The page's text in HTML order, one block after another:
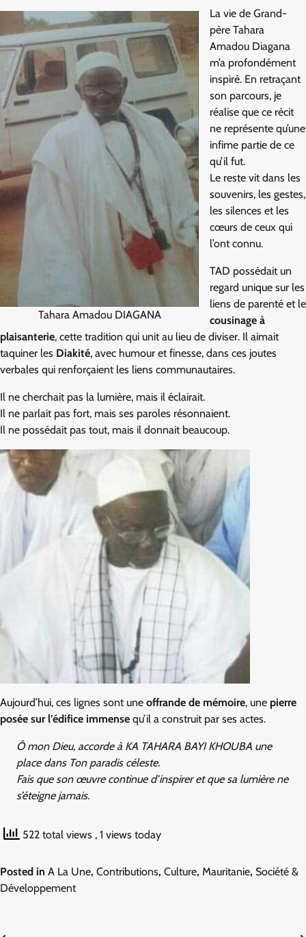
Tahara Amadou DIAGANA
La vie de Grand-
père Tahara
Amadou Diagana
m’a profondément
inspiré. En retraçant
son parcours, je
réalise que ce récit
ne représente qu’une
infime partie de ce
qu’il fut.
Le reste vit dans les
souvenirs, les gestes,
les silences et les
cœurs de ceux qui
l’ont connu.
TAD possédait un
regard unique sur les
liens de parenté et le
cousinage à
plaisanterie, cette tradition qui unit au lieu de diviser. Il aimait
taquiner les Diakité, avec humour et finesse, dans ces joutes
verbales qui renforçaient les liens communautaires.
Il ne cherchait pas la lumière, mais il éclairait.
Il ne parlait pas fort, mais ses paroles résonnaient.
Il ne possédait pas tout, mais il donnait beaucoup.
Aujourd’hui, ces lignes sont une offrande de mémoire, une pierre
posée sur l’édifice immense qu’il a construit par ses actes.
Ô mon Dieu, accorde à KA TAHARA BAYI KHOUBA une
place dans Ton paradis céleste.
Fais que son œuvre continue d’inspirer et que sa lumière ne
s’éteigne jamais.
522 total views , 1 views today
Posted in A La Une, Contributions, Culture, Mauritanie, Société &
Développement